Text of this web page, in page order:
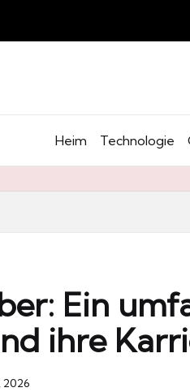
Heim Technologie
Ein
ihre
2026